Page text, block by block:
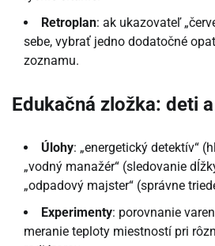
Retroplan: ak ukazovateľ
sebe, vybrať jedno dodatočné
zoznamu.
Edukačná zložka: deti
Úlohy: „energetický detektív“
„vodný manažér“ (sledovanie
„odpadový majster“ (správne
Experimenty: porovnanie
meranie teploty miestností pri